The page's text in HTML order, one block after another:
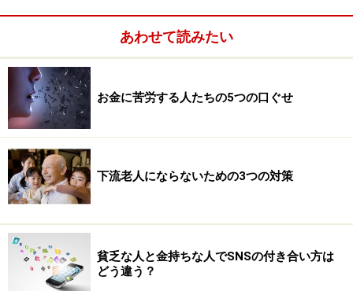
世界同時株安になるのか？
「遠くの戦争は買い、近くの戦争は売り」という投資格
あわせて読みたい
お金に苦労する人たちの5つの口ぐせ
下流老人にならないための3つの対策
貧乏な人と金持ちな人でSNSの付き合い方は
どう違う？